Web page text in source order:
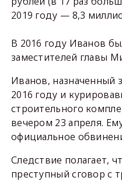
2019 году — 8,3
В 2016 году Иванов
заместителей главы
Иванов, назначенный
2016 году и
строительного
вечером 23 апреля.
официальное
Следствие полагает,
преступный сговор с